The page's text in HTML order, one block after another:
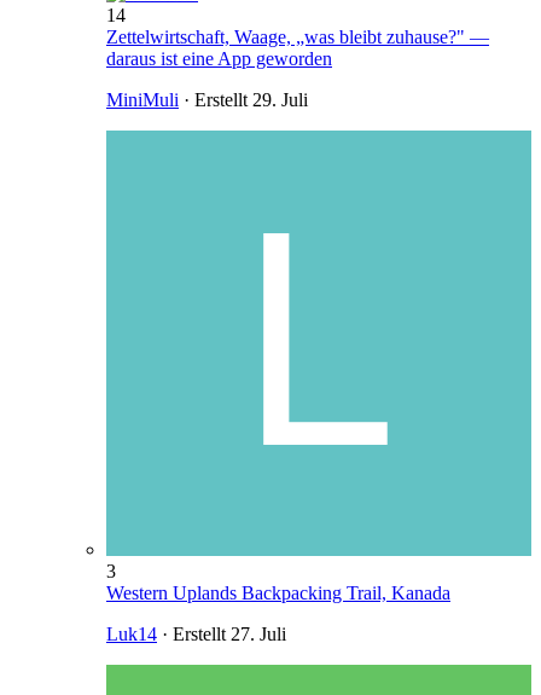
14
Zettelwirtschaft, Waage, „was bleibt zuhause?" —
daraus ist eine App geworden
MiniMuli · Erstellt 29. Juli
3
Western Uplands Backpacking Trail, Kanada
Luk14 · Erstellt 27. Juli